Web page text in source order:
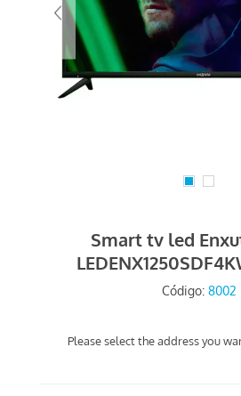
Smart tv led
Código: 8002
Please select the address you